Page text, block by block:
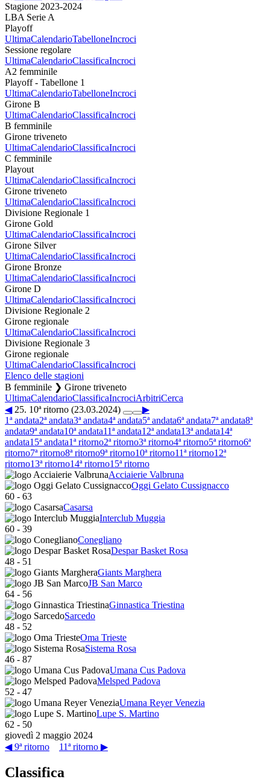
Stagione 2023-2024
LBA Serie A
Playoff
UltimaCalendarioTabelloneIncroci
Sessione regolare
UltimaCalendarioClassificaIncroci
A2 femminile
Playoff - Tabellone 1
UltimaCalendarioTabelloneIncroci
Girone B
UltimaCalendarioClassificaIncroci
B femminile
Girone triveneto
UltimaCalendarioClassificaIncroci
C femminile
Playout
UltimaCalendarioClassificaIncroci
Girone triveneto
UltimaCalendarioClassificaIncroci
Divisione Regionale 1
Girone Gold
UltimaCalendarioClassificaIncroci
Girone Silver
UltimaCalendarioClassificaIncroci
Girone Bronze
UltimaCalendarioClassificaIncroci
Girone D
UltimaCalendarioClassificaIncroci
Divisione Regionale 2
Girone regionale
UltimaCalendarioClassificaIncroci
Divisione Regionale 3
Girone regionale
UltimaCalendarioClassificaIncroci
Elenco delle stagioni
B femminile ❯ Girone triveneto
UltimaCalendarioClassificaIncrociArbitriCerca
◀25. 10ª ritorno (23.03.2024)
▶
1ª andata2ª andata3ª andata4ª andata5ª andata6ª andata7ª andata8ª
andata9ª andata10ª andata11ª andata12ª andata13ª andata14ª
andata15ª andata1ª ritorno2ª ritorno3ª ritorno4ª ritorno5ª ritorno6ª
ritorno7ª ritorno8ª ritorno9ª ritorno10ª ritorno11ª ritorno12ª
ritorno13ª ritorno14ª ritorno15ª ritorno
Acciaierie Valbruna
Oggi Gelato Cussignacco
60 - 63
Casarsa
Interclub Muggia
60 - 39
Conegliano
Despar Basket Rosa
48 - 51
Giants Marghera
JB San Marco
64 - 56
Ginnastica Triestina
Sarcedo
48 - 52
Oma Trieste
Sistema Rosa
46 - 87
Umana Cus Padova
Melsped Padova
52 - 47
Umana Reyer Venezia
Lupe S. Martino
62 - 50
giovedì 2 maggio 2024
◀ 9ª ritorno
11ª ritorno ▶
Classifica